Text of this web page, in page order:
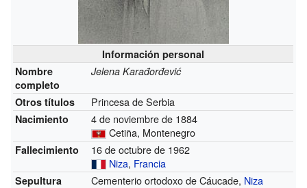
Información personal
Nombre
completo
Jelena Karađorđević
Otros títulos Princesa de Serbia
Nacimiento
4 de noviembre de 1884
Cetiña, Montenegro
Fallecimiento
16 de octubre de 1962
Niza, Francia
Sepultura Cementerio ortodoxo de Cáucade, Niza